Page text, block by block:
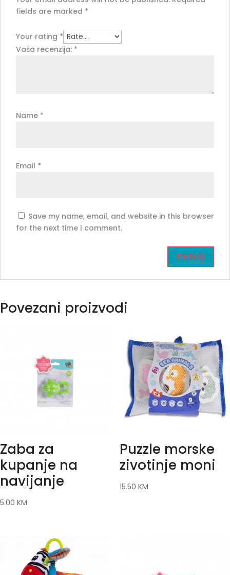
fields are marked *
Your rating *
Vaša recenzija: *
Name *
Email *
Save my name, email, and website in this browser
for the next time I comment.
Povezani proizvodi
Zaba za
kupanje na
navijanje
5.00 KM
Puzzle morske
zivotinje moni
15.50 KM